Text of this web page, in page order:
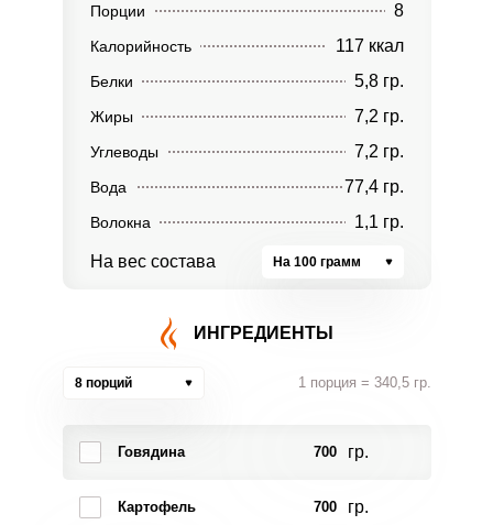
Порции 8
Калорийность 117 ккал
Белки 5,8 гр.
Жиры 7,2 гр.
Углеводы 7,2 гр.
Вода 77,4 гр.
Волокна 1,1 гр.
На вес состава На 100 грамм
ИНГРЕДИЕНТЫ
8 порций 1 порция = 340,5 гр.
Говядина 700 гр.
Картофель 700 гр.